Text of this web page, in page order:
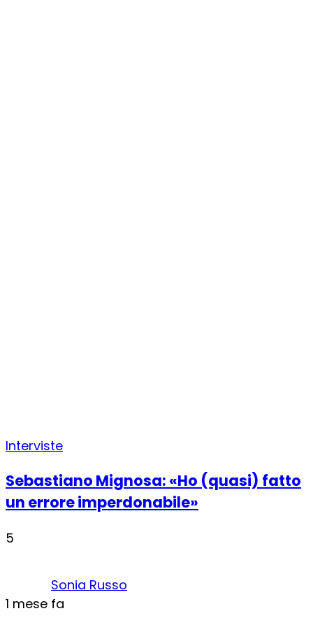
Interviste
Sebastiano Mignosa: «Ho (quasi) fatto
un errore imperdonabile»
5
Sonia Russo
1 mese fa